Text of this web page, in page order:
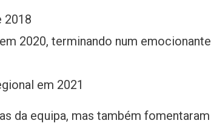
2018
2020, terminando num emocionante
em 2021
da equipa, mas também fomentaram